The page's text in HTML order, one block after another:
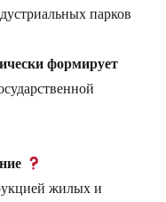
парков
формирует
жилых и